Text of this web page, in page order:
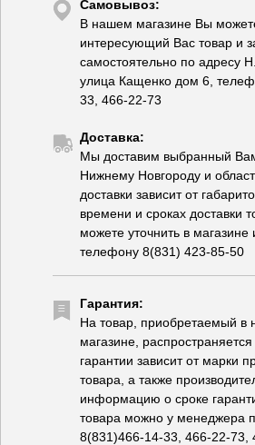
Самовывоз:
В нашем магазине Вы
интересующий Вас товар и
самостоятельно по адресу
улица Кащенко дом 6,
33, 466-22-73
Доставка:
Мы доставим выбранный
Нижнему Новгороду и
доставки зависит от
времени и сроках доставки
можете уточнить в магазине
телефону 8(831) 423-85-50
Гарантия:
На товар, приобретаемый в
магазине,
гарантии зависит от марки
товара, а также
информацию о сроке
товара можно у менеджера
8(831)466-14-33, 466-22-73,